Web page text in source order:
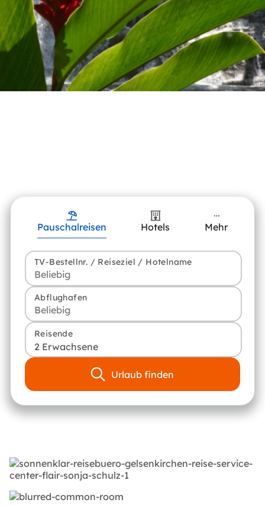
Pauschalreisen Hotels Mehr
TV-Bestellnr. / Reiseziel / Hotelname
Abflughafen
Reisende
2 Erwachsene
Urlaub finden